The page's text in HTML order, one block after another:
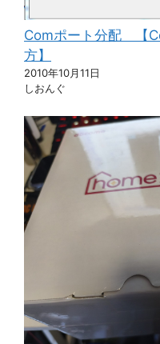
Comポート分配 【
方】
2010年10月11日
しおんぐ